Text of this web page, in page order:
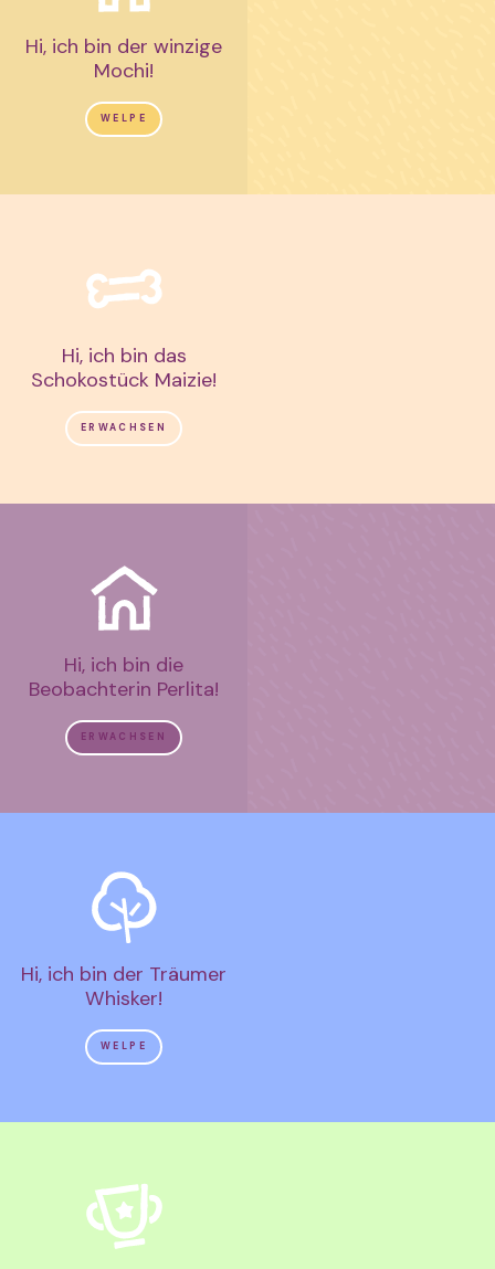
Hi, ich bin der winzige
Mochi!
WELPE
Hi, ich bin das
Schokostück Maizie!
ERWACHSEN
Hi, ich bin die
Beobachterin Perlita!
ERWACHSEN
Hi, ich bin der Träumer
Whisker!
WELPE